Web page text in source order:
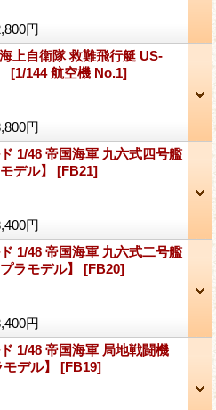
円
上自衛隊 救難飛行艇 US-
[1/144 航空機 No.1]
円
1/48 帝国海軍 九六式四号艦
デル】 [FB21]
円
1/48 帝国海軍 九六式二号艦
ラモデル】 [FB20]
円
1/48 帝国海軍 局地戦闘機
デル】 [FB19]